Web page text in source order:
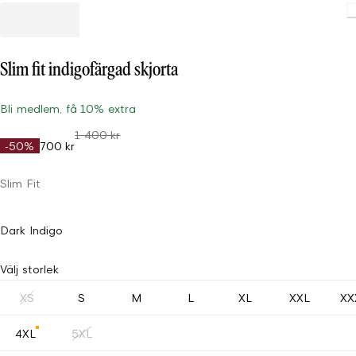
Slim fit indigofärgad skjorta
Bli medlem, få 10% extra
-50% 700 kr
1 400 kr
Slim Fit
Dark Indigo
Välj storlek
XS S M L XL XXL
4XL 5XL